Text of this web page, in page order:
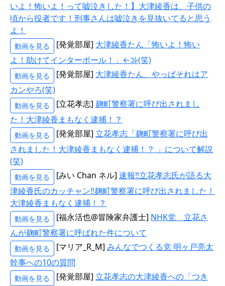
いよ！怖いよ！って嘘泣きした！】大津綾香は、子供の
頃から役者です！刑事さんは嘘泣きを見抜いてると思う
よ！
動画を見る [発覚部屋] 大津綾香たん「怖いよ！怖い
よ！助けてインターポール！」←ｺﾚ(笑)
動画を見る [発覚部屋] 大津綾香たん、やっぱそれはア
カンやろ(笑)
動画を見る [立花孝志] 麹町警察署に呼び出されまし
た！大津綾香まもなく逮捕！？
動画を見る [発覚部屋] 立花孝志「麹町警察署に呼び出
されました！大津綾香まもなく逮捕！？ 」について解説
(笑)
動画を見る [みい Chan ネル] 速報‼立花孝志氏が語る大
津綾香氏のカッチャン‼麹町警察署に呼び出されました！
大津綾香まもなく逮捕！？
動画を見る [福永活也@冒険家弁護士] NHK党 立花さ
んが麹町警察署に呼ばれた件について
動画を見る [マリア_R_M] みんなでつくる党 明ヶ戸亮太
幹事への10の質問
動画を見る [発覚部屋] 立花孝志の大津綾香への「つき